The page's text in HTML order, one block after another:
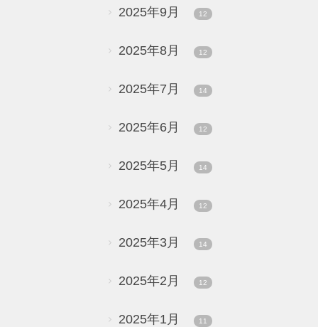
2025年9月 12
2025年8月 12
2025年7月 14
2025年6月 12
2025年5月 14
2025年4月 12
2025年3月 14
2025年2月 12
2025年1月 11